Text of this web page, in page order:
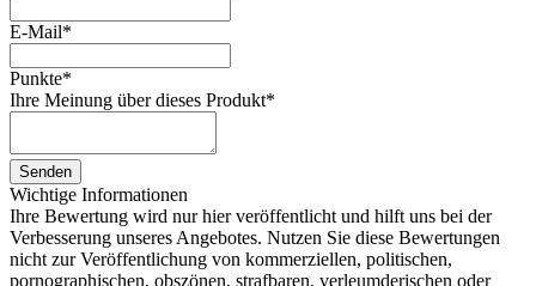
E-Mail*
Punkte*
Ihre Meinung über dieses Produkt*
Senden
Wichtige Informationen
Ihre Bewertung wird nur hier veröffentlicht und hilft uns bei der
Verbesserung unseres Angebotes. Nutzen Sie diese Bewertungen
nicht zur Veröffentlichung von kommerziellen, politischen,
pornographischen, obszönen, strafbaren, verleumderischen oder